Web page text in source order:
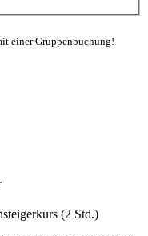
einer Gruppenbuchung!
(2 Std.)